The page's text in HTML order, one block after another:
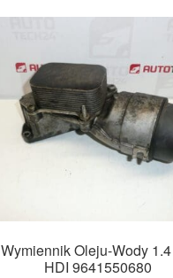
Wymiennik Oleju-Wody
HDI 9641550680